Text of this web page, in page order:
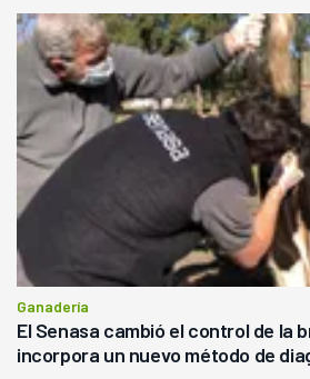
Ganadería
El Senasa cambió el control de la
incorpora un nuevo método de